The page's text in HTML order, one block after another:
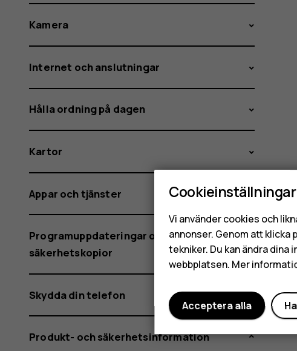
Kamera
Internet och anslutningar
Hålla ordning på dagen
Kartor
Appar och tjänster
Programuppdateringar och
säkerhetskopior
Skydda din telefon
Produkt- och säkerhetsinformation
Cookieinställningar
Vi använder cookies och
annonser. Genom att klicka
tekniker. Du kan ändra
webbplatsen. Mer
Acceptera alla